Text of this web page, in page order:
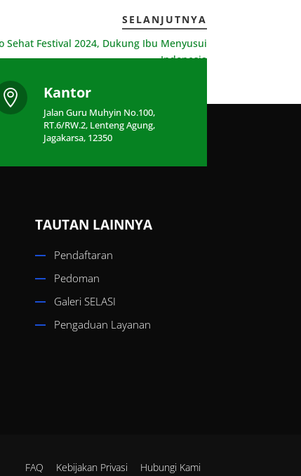
SELANJUTNYA
Sehat Festival 2024, Dukung Ibu Menyusui
Indonesia
 Kantor
Jalan Guru Muhyin No.100,
RT.6/RW.2, Lenteng Agung,
Jagakarsa, 12350
TAUTAN LAINNYA
Pendaftaran
Pedoman
Galeri SELASI
Pengaduan Layanan
FAQ Kebijakan Privasi Hubungi Kami